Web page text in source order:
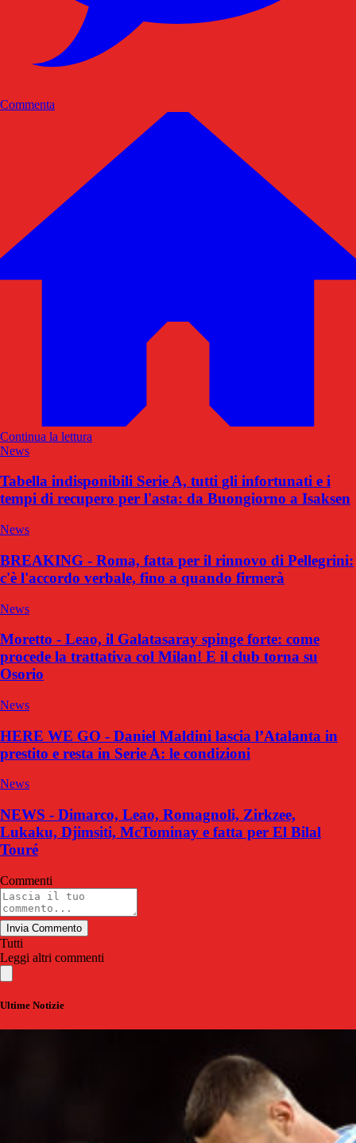
Commenta
Continua la lettura
News
Tabella indisponibili Serie A, tutti gli infortunati e i
tempi di recupero per l'asta: da Buongiorno a Isaksen
News
BREAKING - Roma, fatta per il rinnovo di Pellegrini:
c'è l'accordo verbale, fino a quando firmerà
News
Moretto - Leao, il Galatasaray spinge forte: come
procede la trattativa col Milan! E il club torna su
Osorio
News
HERE WE GO - Daniel Maldini lascia l’Atalanta in
prestito e resta in Serie A: le condizioni
News
NEWS - Dimarco, Leao, Romagnoli, Zirkzee,
Lukaku, Djimsiti, McTominay e fatta per El Bilal
Touré
Commenti
Invia Commento
Tutti
Leggi altri commenti
Ultime Notizie